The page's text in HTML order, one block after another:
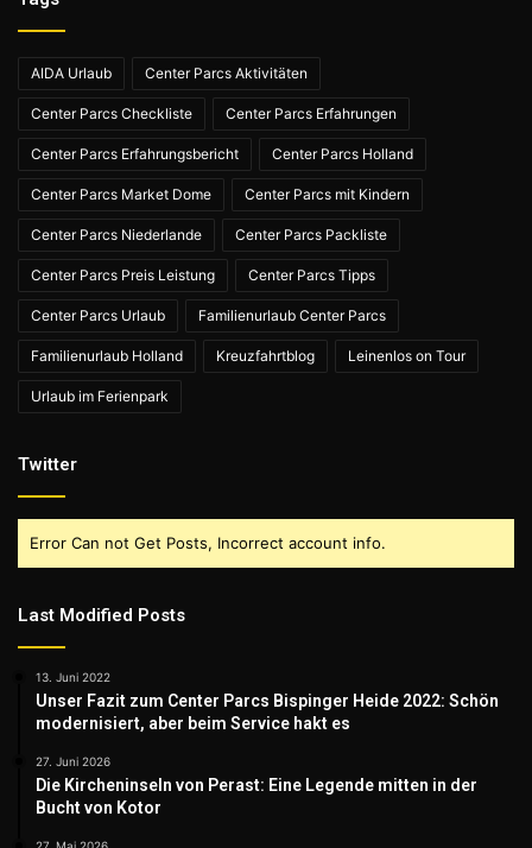
AIDA Urlaub Center Parcs Aktivitäten
Center Parcs Checkliste Center Parcs Erfahrungen
Center Parcs Erfahrungsbericht Center Parcs Holland
Center Parcs Market Dome Center Parcs mit Kindern
Center Parcs Niederlande Center Parcs Packliste
Center Parcs Preis Leistung Center Parcs Tipps
Center Parcs Urlaub Familienurlaub Center Parcs
Familienurlaub Holland Kreuzfahrtblog Leinenlos on Tour
Urlaub im Ferienpark
Twitter
Error Can not Get Posts, Incorrect account info.
Last Modified Posts
13. Juni 2022
Unser Fazit zum Center Parcs Bispinger Heide 2022: Schön
modernisiert, aber beim Service hakt es
27. Juni 2026
Die Kircheninseln von Perast: Eine Legende mitten in der
Bucht von Kotor